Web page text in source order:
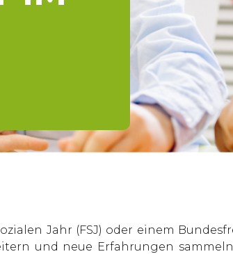
Jahr (FSJ) oder einem
und neue Erfahrungen